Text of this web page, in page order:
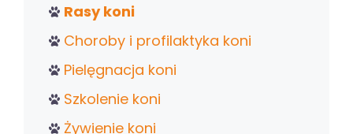
Rasy koni
Choroby i profilaktyka koni
Pielęgnacja koni
Szkolenie koni
Żywienie koni